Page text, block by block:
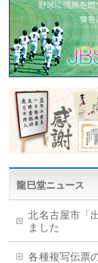
龍巳堂ニュース
北名古屋市「
ました
各種複写伝票